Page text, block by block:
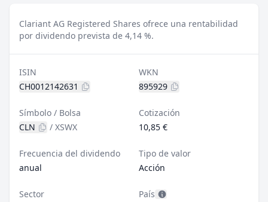
Clariant AG Registered Shares ofrece una rentabilidad
por dividendo prevista de 4,14 %.
ISIN
CH0012142631
WKN
895929
Símbolo / Bolsa
CLN
/ XSWX
Cotización
10,85 €
Frecuencia del dividendo
anual
Tipo de valor
Acción
Sector
País